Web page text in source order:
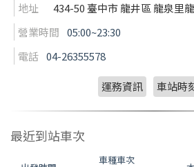
地址
434-50 臺中市 龍井區 龍泉里
營業時間 05:00~23:30
電話 04-26355578
運務資訊 車站時
最近到站車次
車種車次